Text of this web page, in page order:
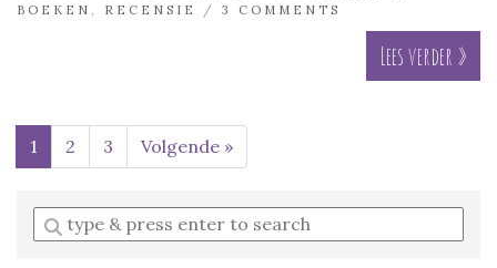
BOEKEN
RECENSIE / 3 COMMENTS
Lees verder »
1 2 3 Volgende »
Enter
a